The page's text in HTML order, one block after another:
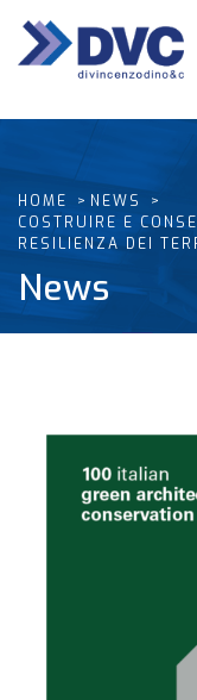
HOME
NEWS
COSTRUIRE E
RESILIENZA DEI
News